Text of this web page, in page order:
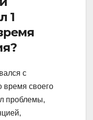
1
с
время своего
проблемы,